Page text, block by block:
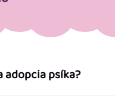
adopcia psíka?